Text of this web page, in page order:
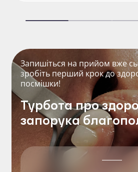
Запишіться на прийом вже
зробіть перший крок до
посмішки!
Турбота про
запорука